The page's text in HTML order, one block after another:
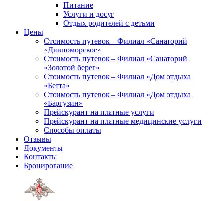
Питание
Услуги и досуг
Отдых родителей с детьми
Цены
Стоимость путевок – Филиал «Санаторий
«Дивноморское»
Стоимость путевок – Филиал «Санаторий
«Золотой берег»
Стоимость путевок – Филиал «Дом отдыха
«Бетта»
Стоимость путевок – Филиал «Дом отдыха
«Баргузин»
Прейскурант на платные услуги
Прейскурант на платные медицинские услуги
Способы оплаты
Отзывы
Документы
Контакты
Бронирование